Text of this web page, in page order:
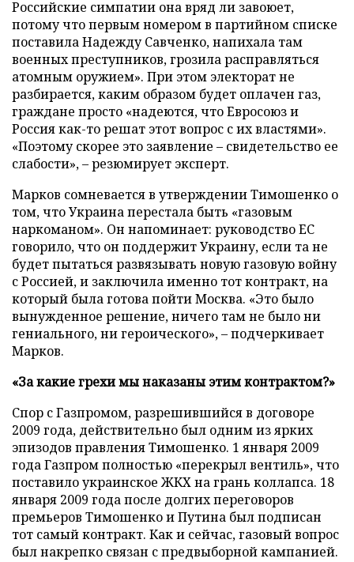
Российские симпатии она вряд ли завоюет,
потому что первым номером в партийном списке
поставила Надежду Савченко, напихала там
военных преступников, грозила расправляться
атомным оружием». При этом электорат не
разбирается, каким образом будет оплачен газ,
граждане просто «надеются, что Евросоюз и
Россия как-то решат этот вопрос с их властями».
«Поэтому скорее это заявление – свидетельство ее
слабости», – резюмирует эксперт.
Марков сомневается в утверждении Тимошенко о
том, что Украина перестала быть «газовым
наркоманом». Он напоминает: руководство ЕС
говорило, что он поддержит Украину, если та не
будет пытаться развязывать новую газовую войну
с Россией, и заключила именно тот контракт, на
который была готова пойти Москва. «Это было
вынужденное решение, ничего там не было ни
гениального, ни героического», – подчеркивает
Марков.
«За какие грехи мы наказаны этим контрактом?»
Спор с Газпромом, разрешившийся в договоре
2009 года, действительно был одним из ярких
эпизодов правления Тимошенко. 1 января 2009
года Газпром полностью «перекрыл вентиль», что
поставило украинское ЖКХ на грань коллапса. 18
января 2009 года после долгих переговоров
премьеров Тимошенко и Путина был подписан
тот самый контракт. Как и сейчас, газовый вопрос
был накрепко связан с предвыборной кампанией.